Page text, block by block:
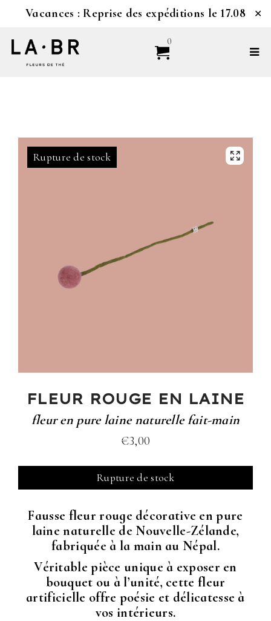
Vacances : Reprise des expéditions le 17.08 ✕
0
Rupture de stock
FLEUR ROUGE EN LAINE
fleur en pure laine naturelle fait-main
€3,00
Rupture de stock
Fausse fleur rouge décorative en pure
laine naturelle de Nouvelle-Zélande,
fabriquée à la main au Népal.
Véritable pièce unique à exposer en
bouquet ou à l’unité, cette fleur
artificielle offre poésie et délicatesse à
vos intérieurs.